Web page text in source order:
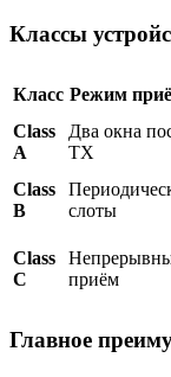
Классы
Класс Режим
Class
A
Два окна
TX
Class
B
слоты
Class
C
приём
Главное